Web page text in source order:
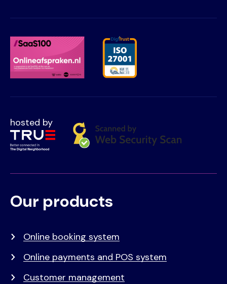
hosted by
Voet
Primair
Our products
Online booking system
Online payments and POS system
Customer management